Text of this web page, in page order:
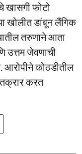
खासगी फोटो
खोलीत डांबून लैंगिक
तरुणाने आता
उत्तम जेवणाची
आरोपीने कोठडीतील
करत